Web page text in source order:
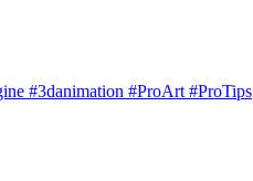
#3danimation #ProArt #ProTips